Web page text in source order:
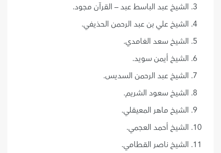
الشيخ عبد الباسط عبد – القرآن مجود.
الشيخ علي بن عبد الرحمن الحذيفي.
الشيخ سعد الغامدي.
الشيخ أيمن سويد.
الشيخ عبد الرحمن السديس.
الشيخ سعود الشريم.
الشيخ ماهر المعيقلي.
الشيخ أحمد العجمي.
الشيخ ناصر القطامي.